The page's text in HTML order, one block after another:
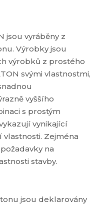
jsou vyráběny z
Výrobky jsou
výrobků z prostého
svými vlastnostmi,
vyššího
s prostým
vynikající
Zejména
na
stavby.
jsou deklarovány